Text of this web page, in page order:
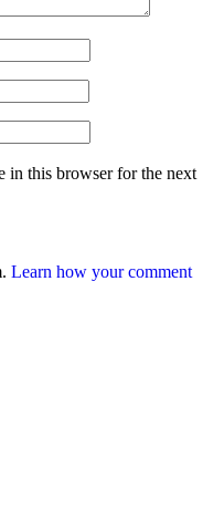
in this browser for the next
Learn how your comment